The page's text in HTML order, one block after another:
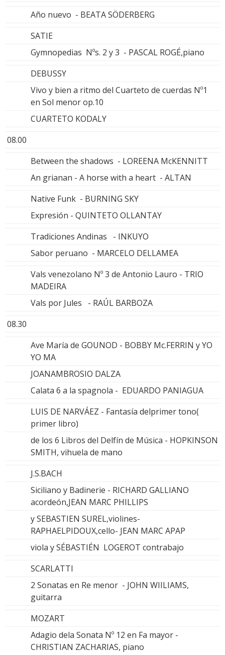
Año nuevo - BEATA SÖDERBERG
SATIE
Gymnopedias Nºs. 2 y 3 - PASCAL ROGÉ,piano
DEBUSSY
Vivo y bien a ritmo del Cuarteto de cuerdas Nº1
en Sol menor op.10
CUARTETO KODALY
08.00
Between the shadows - LOREENA McKENNITT
An grianan - A horse with a heart - ALTAN
Native Funk - BURNING SKY
Expresión - QUINTETO OLLANTAY
Tradiciones Andinas - INKUYO
Sabor peruano - MARCELO DELLAMEA
Vals venezolano Nº 3 de Antonio Lauro - TRIO
MADEIRA
Vals por Jules - RAÚL BARBOZA
08.30
Ave María de GOUNOD - BOBBY Mc.FERRIN y YO
YO MA
JOANAMBROSIO DALZA
Calata 6 a la spagnola - EDUARDO PANIAGUA
LUIS DE NARVÁEZ - Fantasía delprimer tono(
primer libro)
de los 6 Libros del Delfín de Música - HOPKINSON
SMITH, vihuela de mano
J.S.BACH
Siciliano y Badinerie - RICHARD GALLIANO
acordeón,JEAN MARC PHILLIPS
y SEBASTIEN SUREL,violines-
RAPHAELPIDOUX,cello- JEAN MARC APAP
viola y SÉBASTIÉN LOGEROT contrabajo
SCARLATTI
2 Sonatas en Re menor - JOHN WIILIAMS,
guitarra
MOZART
Adagio dela Sonata Nº 12 en Fa mayor -
CHRISTIAN ZACHARIAS, piano